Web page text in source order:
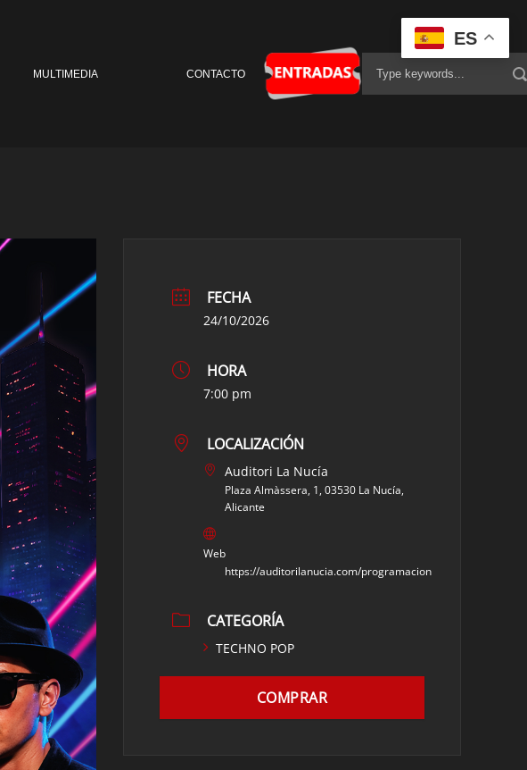
MULTIMEDIA CONTACTO
FECHA
24/10/2026
HORA
7:00 pm
LOCALIZACIÓN
Auditori La Nucía
Plaza Almàssera, 1, 03530 La Nucía,
Alicante
Web
https://auditorilanucia.com/programacion
CATEGORÍA
TECHNO POP
COMPRAR
ES